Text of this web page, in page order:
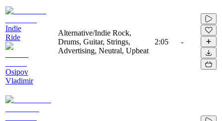
Indie
Ride
Osipov
Vladimir
Alternative/Indie Rock,
Drums, Guitar, Strings,
Advertising, Neutral, Upbeat
2:05 -